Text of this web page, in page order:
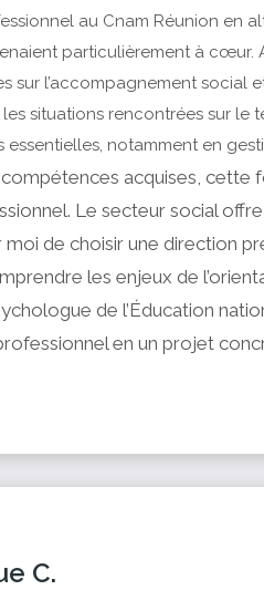
au Cnam Réunion en
particulièrement à cœur.
sur l’accompagnement social
situations rencontrées sur le
essentielles, notamment en
acquises, cette
Le secteur social
de choisir une direction
les enjeux de
de l’Éducation
en un projet
C.